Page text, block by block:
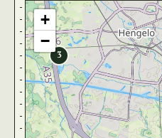
3
+
−